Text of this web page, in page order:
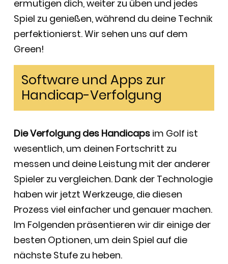
ermutigen dich, weiter zu üben und jedes
Spiel zu genießen, während du deine Technik
perfektionierst. Wir sehen uns auf dem
Green!
Software und Apps zur
Handicap-Verfolgung
Die Verfolgung des Handicaps im Golf ist
wesentlich, um deinen Fortschritt zu
messen und deine Leistung mit der anderer
Spieler zu vergleichen. Dank der Technologie
haben wir jetzt Werkzeuge, die diesen
Prozess viel einfacher und genauer machen.
Im Folgenden präsentieren wir dir einige der
besten Optionen, um dein Spiel auf die
nächste Stufe zu heben.